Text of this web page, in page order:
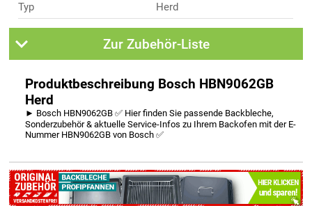
Typ
Herd
Zur Zubehör-Liste
Produktbeschreibung Bosch HBN9062GB
Herd
► Bosch HBN9062GB ✅ Hier finden Sie passende Backbleche,
Sonderzubehör & aktuelle Service-Infos zu Ihrem Backofen mit der E-
Nummer HBN9062GB von Bosch ✅